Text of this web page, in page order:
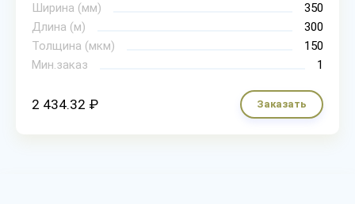
Ширина (мм)
350
Длина (м)
300
Толщина (мкм)
150
Мин.заказ
1
2 434.32 ₽ Заказать